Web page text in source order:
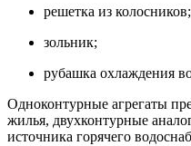
решетка из колосников;
зольник;
рубашка охлаждения
Одноконтурные агрегаты
жилья, двухконтурные
источника горячего